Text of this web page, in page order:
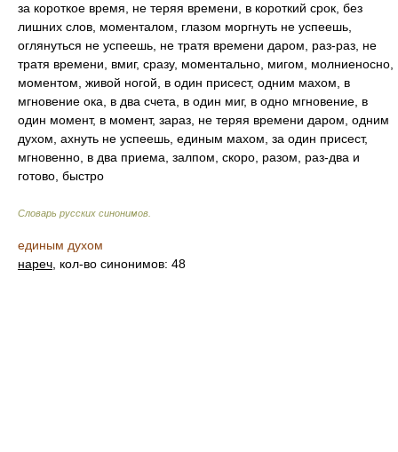
за короткое время, не теряя времени, в короткий срок, без
лишних слов, моменталом, глазом моргнуть не успеешь,
оглянуться не успеешь, не тратя времени даром, раз-раз, не
тратя времени, вмиг, сразу, моментально, мигом, молниеносно,
моментом, живой ногой, в один присест, одним махом, в
мгновение ока, в два счета, в один миг, в одно мгновение, в
один момент, в момент, зараз, не теряя времени даром, одним
духом, ахнуть не успеешь, единым махом, за один присест,
мгновенно, в два приема, залпом, скоро, разом, раз-два и
готово, быстро
Словарь русских синонимов
единым духом
нареч , кол-во синонимов: 48